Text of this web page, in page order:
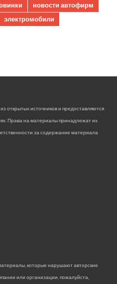
новости автофирм
электромобили
открытых источников и предоставляются
Права на материалы принадлежат их
за содержание материала
которые нарушают авторские
или организации, пожалуйста,